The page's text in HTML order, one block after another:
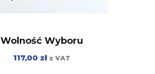
Wolność Wyboru
117,00 zł z VAT